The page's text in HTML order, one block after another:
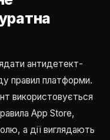
антидетект-
правил платформи.
використовується
App Store,
а дії виглядають